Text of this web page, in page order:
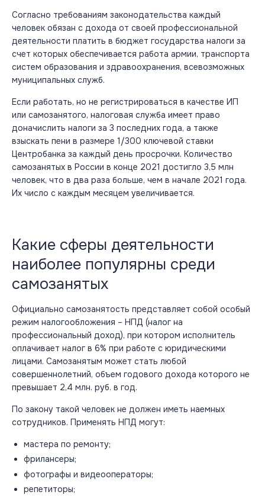
Согласно требованиям законодательства каждый
человек обязан с дохода от своей профессиональной
деятельности платить в бюджет государства налоги за
счет которых обеспечивается работа армии, транспорта
систем образования и здравоохранения, всевозможных
муниципальных служб.
Если работать, но не регистрироваться в качестве ИП
или самозанятого, налоговая служба имеет право
доначислить налоги за 3 последних года, а также
взыскать пени в размере 1/300 ключевой ставки
Центробанка за каждый день просрочки. Количество
самозанятых в России в конце 2021 достигло 3,5 млн
человек, что в два раза больше, чем в начале 2021 года.
Их число с каждым месяцем увеличивается.
Какие сферы деятельности
наиболее популярны среди
самозанятых
Официально самозанятость представляет собой особый
режим налогообложения – НПД (налог на
профессиональный доход), при котором исполнитель
оплачивает налог в 6% при работе с юридическими
лицами. Самозанятым может стать любой
совершеннолетний, объем годового дохода которого не
превышает 2,4 млн. руб. в год.
По закону такой человек не должен иметь наемных
сотрудников. Применять НПД могут:
мастера по ремонту;
фрилансеры;
фотографы и видеооператоры;
репетиторы;